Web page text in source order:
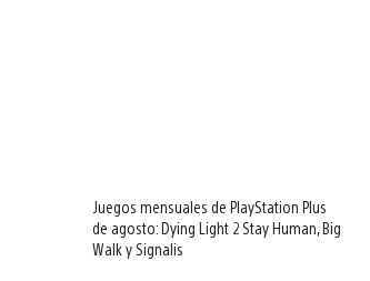
Juegos mensuales de PlayStation Plus
de agosto: Dying Light 2 Stay Human, Big
Walk y Signalis